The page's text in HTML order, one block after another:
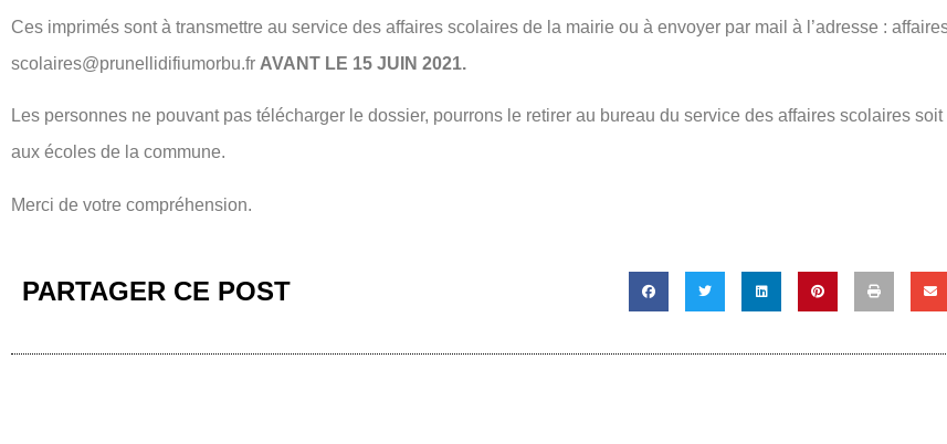
Ces imprimés sont à transmettre au service des affaires scolaires de la mairie ou à envoyer par mail à l’adresse :
scolaires@prunellidifiumorbu.fr AVANT LE 15 JUIN 2021.
Les personnes ne pouvant pas télécharger le dossier, pourrons le retirer au bureau du service des affaires scolaires soit
aux écoles de la commune.
Merci de votre compréhension.
PARTAGER CE POST